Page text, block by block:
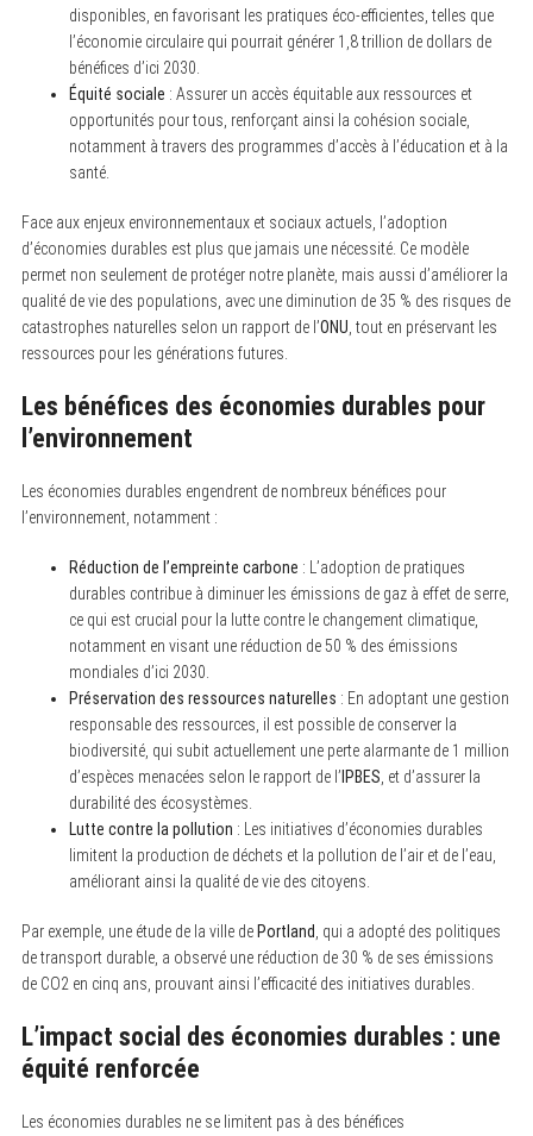
disponibles, en favorisant les pratiques éco-efficientes, telles que
l’économie circulaire qui pourrait générer 1,8 trillion de dollars de
bénéfices d’ici 2030.
Équité sociale : Assurer un accès équitable aux ressources et
opportunités pour tous, renforçant ainsi la cohésion sociale,
notamment à travers des programmes d’accès à l’éducation et à la
santé.
Face aux enjeux environnementaux et sociaux actuels, l’adoption
d’économies durables est plus que jamais une nécessité. Ce modèle
permet non seulement de protéger notre planète, mais aussi d’améliorer la
qualité de vie des populations, avec une diminution de 35 % des risques de
catastrophes naturelles selon un rapport de l’ONU , tout en préservant les
ressources pour les générations futures.
Les bénéfices des économies durables pour
l’environnement
Les économies durables engendrent de nombreux bénéfices pour
l’environnement, notamment :
Réduction de l’empreinte carbone : L’adoption de pratiques
durables contribue à diminuer les émissions de gaz à effet de serre,
ce qui est crucial pour la lutte contre le changement climatique,
notamment en visant une réduction de 50 % des émissions
mondiales d’ici 2030.
Préservation des ressources naturelles : En adoptant une gestion
responsable des ressources, il est possible de conserver la
biodiversité, qui subit actuellement une perte alarmante de 1 million
d’espèces menacées selon le rapport de l’ IPBES , et d’assurer la
durabilité des écosystèmes.
Lutte contre la pollution : Les initiatives d’économies durables
limitent la production de déchets et la pollution de l’air et de l’eau,
améliorant ainsi la qualité de vie des citoyens.
Par exemple, une étude de la ville de Portland , qui a adopté des politiques
de transport durable, a observé une réduction de 30 % de ses émissions
de CO2 en cinq ans, prouvant ainsi l’efficacité des initiatives durables.
L’impact social des économies durables : une
équité renforcée
Les économies durables ne se limitent pas à des bénéfices